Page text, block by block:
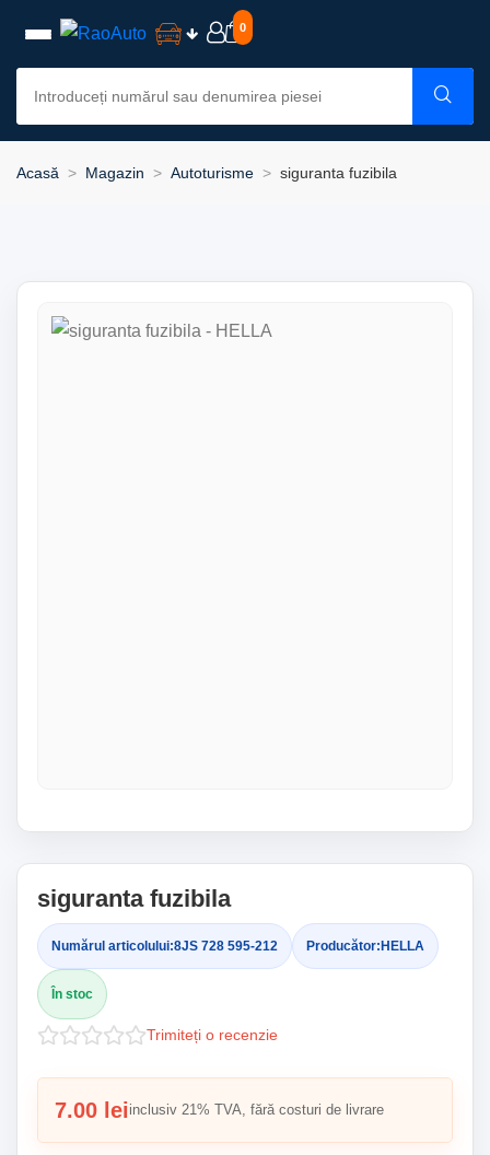
0
Acasă Magazin Autoturisme siguranta fuzibila
siguranta fuzibila
Numărul articolului:8JS 728 595-212 Producător: HELLA
În stoc
Trimiteți o recenzie
7.00 leiinclusiv 21% TVA, fără costuri de livrare